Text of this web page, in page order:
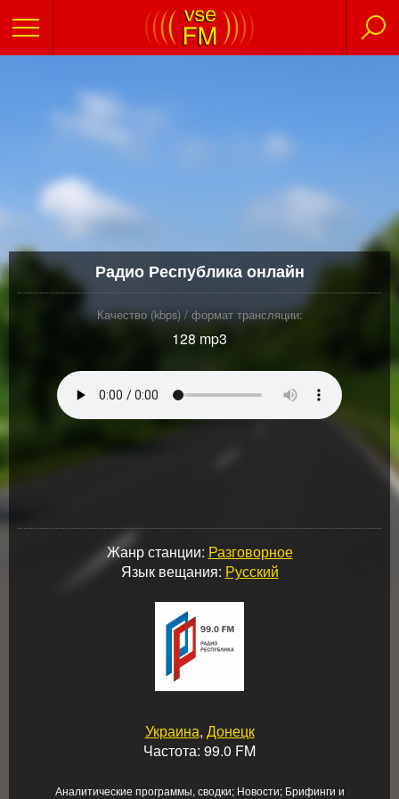
Радио Республика онлайн
Качество (kbps) / формат трансляции:
128 mp3
Жанр станции: Разговорное
Язык вещания: Русский
Украина, Донецк
Частота: 99.0 FM
Аналитические программы, сводки; Новости; Брифинги и